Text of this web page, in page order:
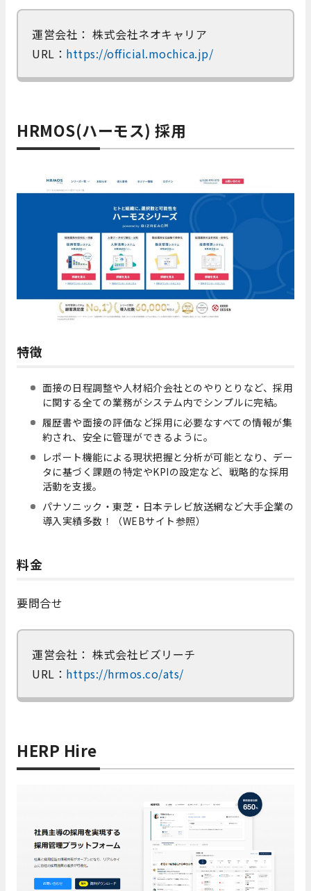
運営会社： 株式会社ネオキャリア
URL： https://official.mochica.jp/
HRMOS(ハーモス) 採用
特徴
面接の日程調整や人材紹介会社とのやりとりなど、採用
に関する全ての業務がシステム内でシンプルに完結。
履歴書や面接の評価など採用に必要なすべての情報が集
約され、安全に管理ができるように。
レポート機能による現状把握と分析が可能となり、デー
タに基づく課題の特定やKPIの設定など、戦略的な採用
活動を支援。
パナソニック・東芝・日本テレビ放送網など大手企業の
導入実績多数！（WEBサイト参照）
料金
要問合せ
運営会社： 株式会社ビズリーチ
URL： https://hrmos.co/ats/
HERP Hire